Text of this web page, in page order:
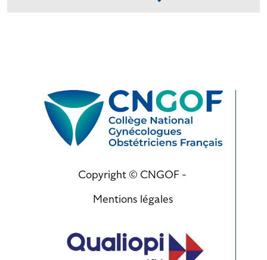
Copyright © CNGOF -
Mentions légales